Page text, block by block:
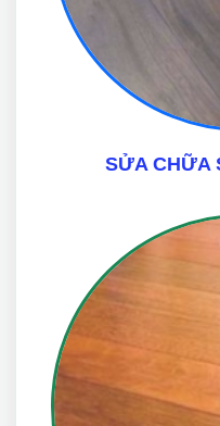
SỬA CHỮA